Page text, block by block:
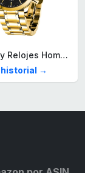
BENYAR by Relojes Hombre Analógico Cuarzo Cronografo Impermeable Luminoso Fecha Moda Casual Reloj de Pulsera Elegante Regalo para Hombre
historial →